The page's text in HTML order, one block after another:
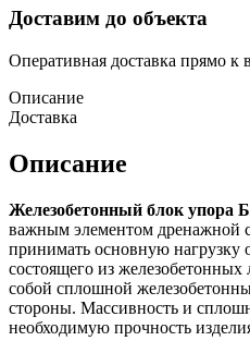
Доставим до объекта
Оперативная доставка прямо к
Описание
Доставка
Описание
Железобетонный блок упора
важным элементом дренажной
принимать основную нагрузку
состоящего из железобетонных
собой сплошной
стороны. Массивность и
необходимую прочность